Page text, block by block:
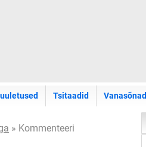
Tsitaadid Vanasõnad
» Kommenteeri